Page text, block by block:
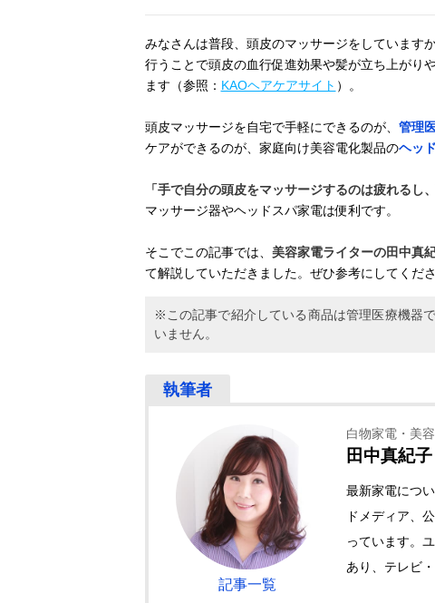
みなさんは普段、頭皮のマッサージをしています
行うことで頭皮の血行促進効果や髪が立ち上がり
ます（参照： KAOヘアケアサイト ）。
頭皮マッサージを自宅で手軽にできるのが、 管理
ケアができるのが、家庭向け美容電化製品のヘッ
「手で自分の頭皮をマッサージするのは疲れるし
マッサージ器やヘッドスパ家電は便利です。
そこでこの記事では、 美容家電ライターの田中真
て解説していただきました。ぜひ参考にしてくださ
※この記事で紹介している商品は管理医療機器
いません。
記事一覧
白物家電・美
田中真紀子
最新家電につ
ドメディア、
っています。
あり、テレビ